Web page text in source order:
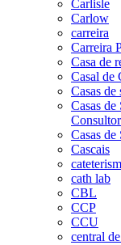
Carlisle
Carlow
carreira
Carreira
Casa de
Casal de
Casas de
Casas
Casas
Cascais
cath lab
CBL
CCP
CCU
central